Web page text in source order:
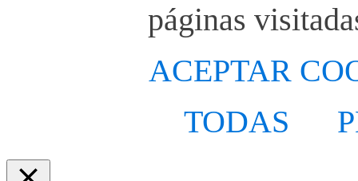
páginas
ACEPTAR
TODAS